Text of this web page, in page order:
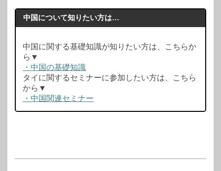
中国について知りたい方は…
中国に関する基礎知識が知りたい方は、こちらか
ら▼
・中国の基礎知識
タイに関するセミナーに参加したい方は、こちら
から▼
・中国関連セミナー